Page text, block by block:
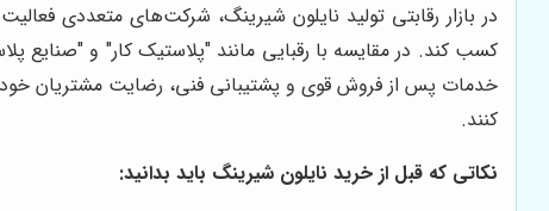
در بازار رقابتی تولید نایلون شیرینگ، شرکت‌های متعددی فعالیت
کسب کند. در مقایسه با رقبایی مانند "پلاستیک کار" و "صنایع
خدمات پس از فروش قوی و پشتیبانی فنی، رضایت مشتریان خود
کنند.
نکاتی که قبل از خرید نایلون شیرینگ باید بدانید: